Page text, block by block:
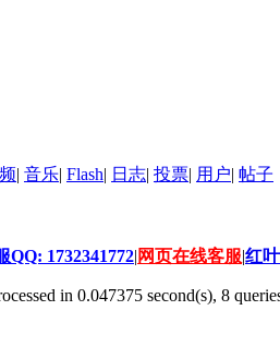
| 音乐| Flash| 日志| 投票| 用户| 帖子
QQ: 1732341772| 网页在线客服|红
in 0.047375 second(s), 8